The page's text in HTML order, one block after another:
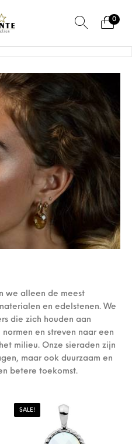
0
Horloges Brillen
Accessoires
we alleen de meest
en edelstenen. We
die zich houden aan
en streven naar een
milieu. Onze sieraden zijn
maar ook duurzaam en
betere toekomst.
SALE!